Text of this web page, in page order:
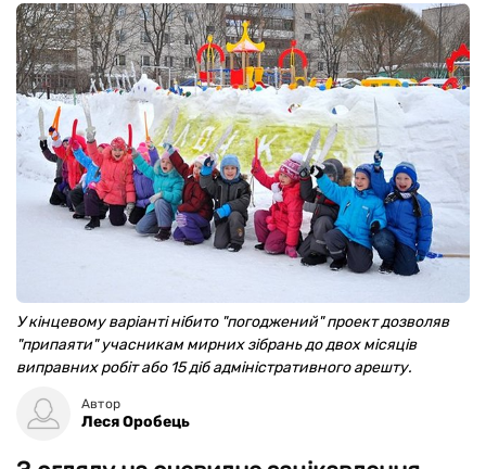
У кінцевому варіанті нібито "погоджений" проект дозволяв
"припаяти" учасникам мирних зібрань до двох місяців
виправних робіт або 15 діб адміністративного арешту.
Автор
Леся Оробець